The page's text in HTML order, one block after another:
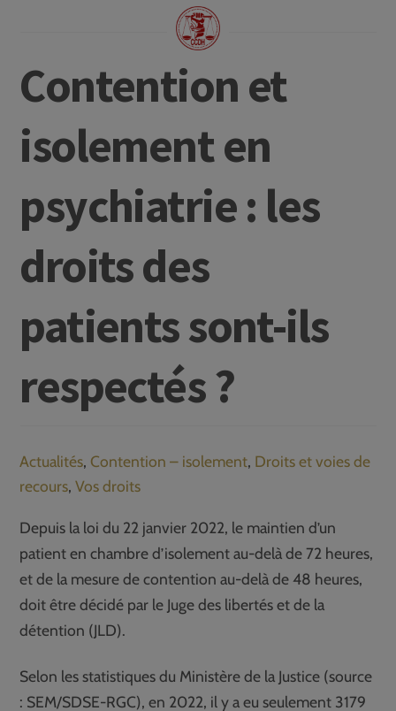
Contention et
isolement en
psychiatrie : les
droits des
patients sont-ils
respectés ?
Actualités, Contention – isolement, Droits et voies de
recours,Vos droits
Depuis la loi du 22 janvier 2022, le maintien d’un
patient en chambre d’isolement au-delà de 72 heures,
et de la mesure de contention au-delà de 48 heures,
doit être décidé par le Juge des libertés et de la
détention (JLD).
Selon les statistiques du Ministère de la Justice (source
: SEM/SDSE-RGC), en 2022, il y a eu seulement 3179